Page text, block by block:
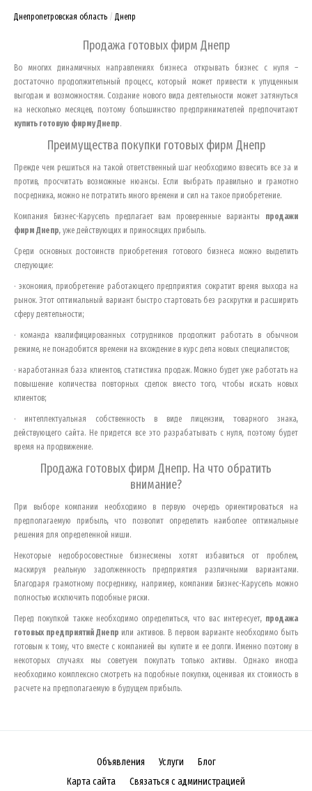
Днепропетровская область Днепр
Продажа готовых фирм Днепр
Во многих динамичных направлениях бизнеса открывать бизнес с нуля –
достаточно продолжительный процесс, который может привести к упущенным
выгодам и возможностям. Создание нового вида деятельности может затянуться
на несколько месяцев, поэтому большинство предпринимателей предпочитают
купить готовую фирмуДнепр.
Преимущества покупки готовых фирм Днепр
Прежде чем решиться на такой ответственный шаг необходимо взвесить все за и
против, просчитать возможные нюансы. Если выбрать правильно и грамотно
посредника, можно не потратить много времени и сил на такое приобретение.
Компания Бизнес-Карусель предлагает вам проверенные варианты продажи
фирм Днепр, уже действующих и приносящих прибыль.
Среди основных достоинств приобретения готового бизнеса можно выделить
следующие:
· экономия, приобретение работающего предприятия сократит время выхода на
рынок. Этот оптимальный вариант быстро стартовать без раскрутки и расширить
сферу деятельности;
· команда квалифицированных сотрудников продолжит работать в обычном
режиме, не понадобится времени на вхождение в курс дела новых специалистов;
· наработанная база клиентов, статистика продаж. Можно будет уже работать на
повышение количества повторных сделок вместо того, чтобы искать новых
клиентов;
· интеллектуальная собственность в виде лицензии, товарного знака,
действующего сайта. Не придется все это разрабатывать с нуля, поэтому будет
время на продвижение.
Продажа готовых фирм Днепр. На что обратить
внимание?
При выборе компании необходимо в первую очередь ориентироваться на
предполагаемую прибыль, что позволит определить наиболее оптимальные
решения для определенной ниши.
Некоторые недобросовестные бизнесмены хотят избавиться от проблем,
маскируя реальную задолженность предприятия различными вариантами.
Благодаря грамотному посреднику, например, компании Бизнес-Карусель можно
полностью исключить подобные риски.
Перед покупкой также необходимо определиться, что вас интересует, продажа
готовых предприятийДнепр или активов. В первом варианте необходимо быть
готовым к тому, что вместе с компанией вы купите и ее долги. Именно поэтому в
некоторых случаях мы советуем покупать только активы. Однако иногда
необходимо комплексно смотреть на подобные покупки, оценивая их стоимость в
расчете на предполагаемую в будущем прибыль.
Объявления Услуги
Блог
Карта сайта
Связаться с администрацией